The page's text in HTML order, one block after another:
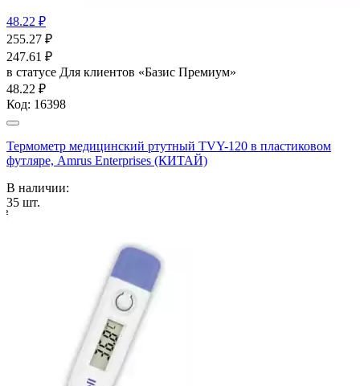
48.22 ₽
255.27 ₽
247.61 ₽
в статусе Для клиентов «Базис Премиум»
48.22 ₽
Код: 16398
Термометр медицинский ртутный TVY-120 в пластиковом
футляре, Amrus Enterprises (КИТАЙ)
В наличии:
35 шт.